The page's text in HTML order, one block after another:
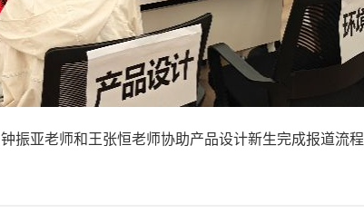
钟振亚老师和王张恒老师协助产品设计新生完成报道流程